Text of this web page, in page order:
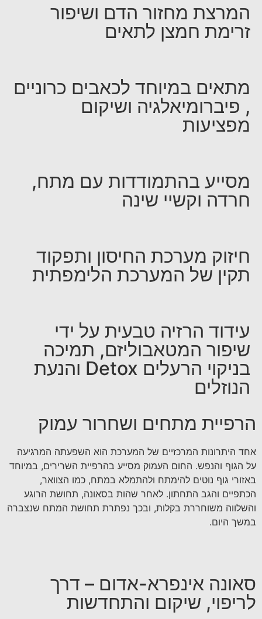
המרצת מחזור הדם ושיפור
זרימת חמצן לתאים
מתאים במיוחד לכאבים כרוניים
, פיברומיאלגיה ושיקום
מפציעות
מסייע בהתמודדות עם מתח,
חרדה וקשיי שינה
חיזוק מערכת החיסון ותפקוד
תקין של המערכת הלימפתית
עידוד הרזיה טבעית על ידי
שיפור המטאבוליזם, תמיכה
בניקוי הרעלים Detox והנעת
הנוזלים
הרפיית מתחים ושחרור עמוק
אחד היתרונות המרכזיים של המערכת הוא השפעתה המרגיעה
על הגוף והנפש. החום העמוק מסייע בהרפיית השרירים, במיוחד
באזורי גוף נוטים להימתח ולהתמלא במתח, כמו הצוואר,
הכתפיים והגב התחתון. לאחר שהות בסאונה, תחושת הרוגע
והשלווה משוחררת בקלות, ובכך נפתרת תחושת המתח שנצברה
במשך היום.
סאונה אינפרא-אדום – דרך
לריפוי, שיקום והתחדשות